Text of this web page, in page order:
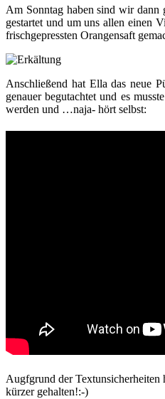
Am Sonntag haben sind wir dann
gestartet und um uns allen einen
frischgepressten Orangensaft
Anschließend hat Ella das neue
genauer begutachtet und es
werden und …naja- hört selbst:
Augfgrund der Textunsicherheiten
kürzer gehalten!:-)